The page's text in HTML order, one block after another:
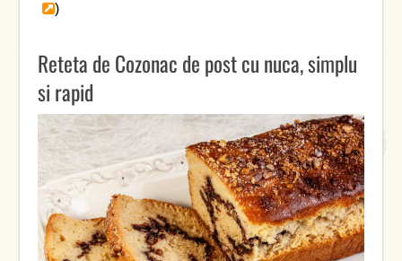
)
Reteta de Cozonac de post cu nuca, simplu
si rapid